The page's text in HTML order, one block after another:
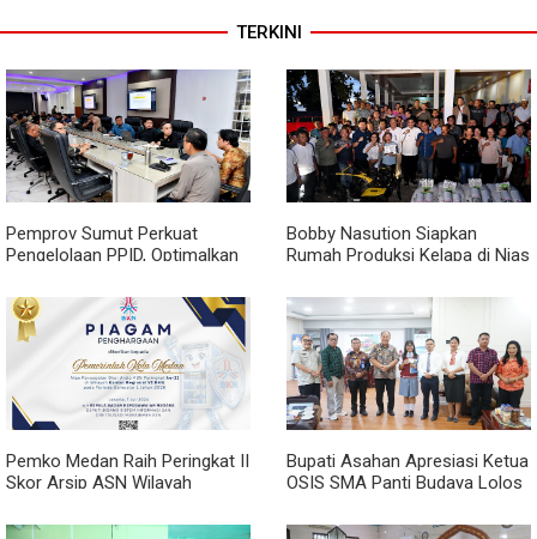
TERKINI
Pemprov Sumut Perkuat
Pengelolaan PPID, Optimalkan
Nomor 2 Tahun 2026
Bobby Nasution Siapkan
Rumah Produksi Kelapa di Nias
Pemko Medan Raih Peringkat II
Skor Arsip ASN Wilayah
Bupati Asahan Apresiasi Ketua
OSIS SMA Panti Budaya Lolos
Nasional